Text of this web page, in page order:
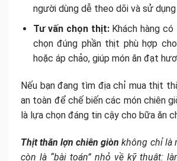
người dùng dễ theo dõi và sử dụng
Tư vấn chọn thịt:Khách hàng
chọn đúng phần thịt phù hợp
hoặc áp chảo, giúp món ăn đạt
Nếu bạn đang tìm địa chỉ mua thịt
an toàn để chế biến các món chiên
là lựa chọn đáng tin cậy cho bữa ăn
Thịt thăn lợn chiên giòn không chỉ là
còn là “bài toán” nhỏ về kỹ thuật: